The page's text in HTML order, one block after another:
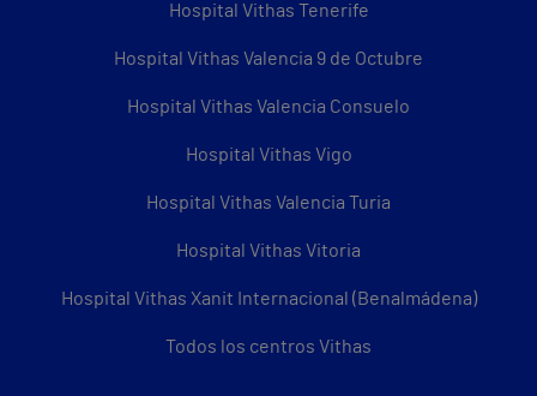
Hospital Vithas Tenerife
Hospital Vithas Valencia 9 de Octubre
Hospital Vithas Valencia Consuelo
Hospital Vithas Vigo
Hospital Vithas Valencia Turia
Hospital Vithas Vitoria
Hospital Vithas Xanit Internacional (Benalmádena)
Todos los centros Vithas